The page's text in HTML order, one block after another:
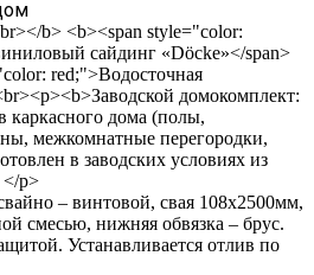
b> <b><span style="color:
сайдинг «Döcke»</span>
red;">Водосточная
домокомплект:
каркасного дома (полы,
межкомнатные перегородки,
в заводских условиях из
</p>
– винтовой, свая 108х2500мм,
смесью, нижняя обвязка – брус.
Устанавливается отлив по